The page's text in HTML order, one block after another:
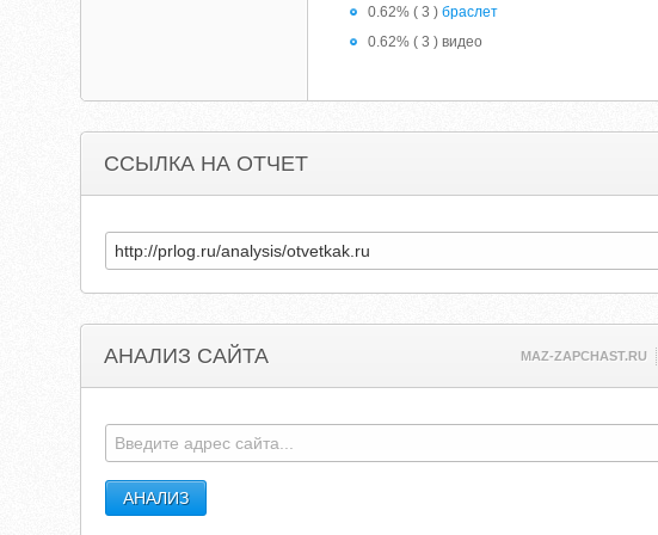
0.62% ( 3 )браслет
0.62% ( 3 ) видео
ССЫЛКА НА ОТЧЕТ
АНАЛИЗ САЙТА MAZ-ZAPCHAST.RU